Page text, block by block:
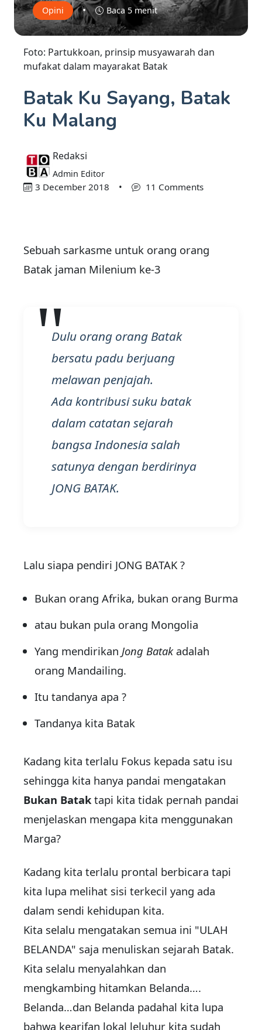
Opini • Baca 5 menit
Foto: Partukkoan, prinsip musyawarah dan
mufakat dalam mayarakat Batak
Batak Ku Sayang, Batak
Ku Malang
Redaksi
Admin Editor
3 December 2018 • 11 Comments
Sebuah sarkasme untuk orang orang
Batak jaman Milenium ke-3
Dulu orang orang Batak
bersatu padu berjuang
melawan penjajah.
Ada kontribusi suku batak
dalam catatan sejarah
bangsa Indonesia salah
satunya dengan berdirinya
JONG BATAK.
Lalu siapa pendiri JONG BATAK ?
Bukan orang Afrika, bukan orang Burma
atau bukan pula orang Mongolia
Yang mendirikanJong Batakadalah
orang Mandailing.
Itu tandanya apa ?
Tandanya kita Batak
Kadang kita terlalu Fokus kepada satu isu
sehingga kita hanya pandai mengatakan
Bukan Bataktapi kita tidak pernah pandai
menjelaskan mengapa kita menggunakan
Marga?
Kadang kita terlalu prontal berbicara tapi
kita lupa melihat sisi terkecil yang ada
dalam sendi kehidupan kita.
Kita selalu mengatakan semua ini "ULAH
BELANDA" saja menuliskan sejarah Batak.
Kita selalu menyalahkan dan
mengkambing hitamkan Belanda….
Belanda…dan Belanda padahal kita lupa
bahwa kearifan lokal leluhur kita sudah